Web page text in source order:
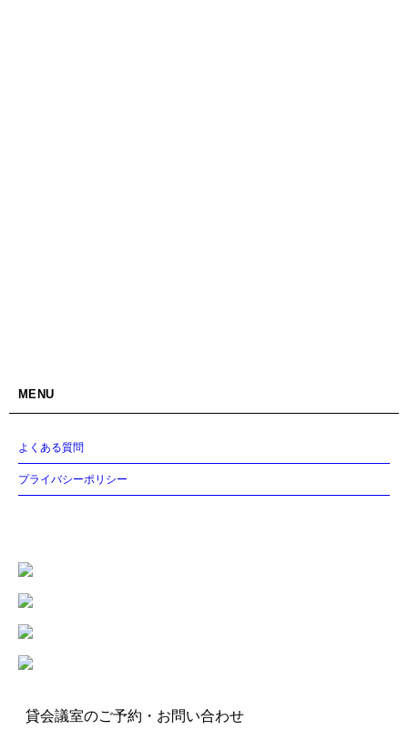
MENU
よくある質問
プライバシーポリシー
貸会議室のご予約・お問い合わせ